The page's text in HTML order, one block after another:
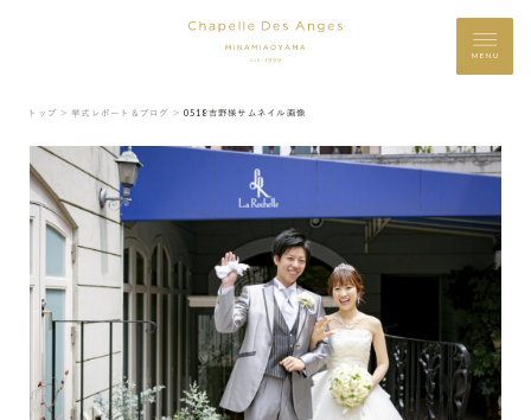
MENU
トップ ＞ 挙式レポート＆ブログ ＞ 0518吉野様サムネイル画像